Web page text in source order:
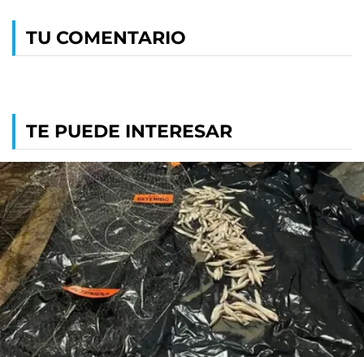
TU COMENTARIO
TE PUEDE INTERESAR